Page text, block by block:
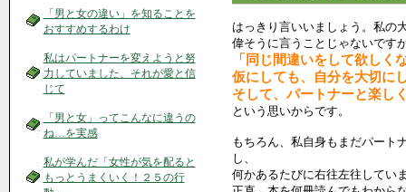
「男と女の違い」を知ることを
おすすめするわけ
私はパートナーを変えようと努
力していました、それが愛と信
じて
「男と女」ってこんなに違うの
ね…を実感
私が学んだ「女性が気を配ると
もっとうまくいく！２５の行
はっきり言いいましょう。私の
偉そうに言うことじゃないです
「同じ間違いをして欲しく
仮にしても、自分を大切に
そして、パートナーと楽し
という思いからです。
もちろん、私自身もまだパート
し、
何かあるたびに右往左往してい